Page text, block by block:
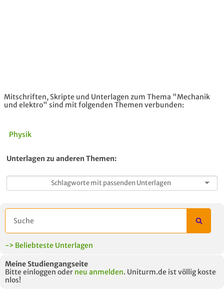
Mitschriften, Skripte und Unterlagen zum Thema "Mechanik
und elektro" sind mit folgenden Themen verbunden:
Physik
Unterlagen zu anderen Themen:
-> Beliebteste Unterlagen
Meine Studiengangseite
Bitte einloggen oder neu anmelden. Uniturm.de ist völlig koste
nlos!